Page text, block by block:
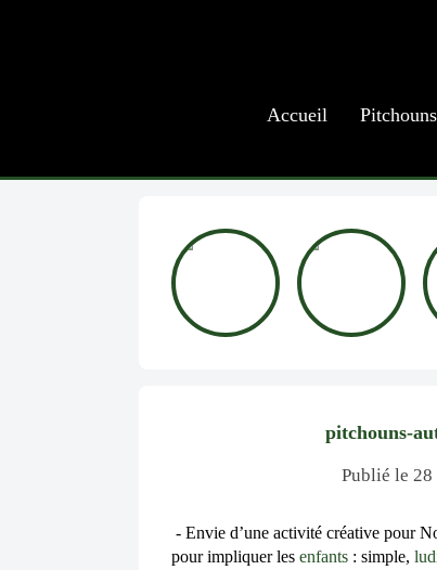
Accueil Pitchouns
pitchouns-
Publié le 28
- Envie d’une activité créative pour
pour impliquer les enfants : simple,